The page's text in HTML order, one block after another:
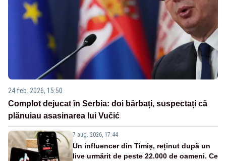
24 feb. 2026, 15:50
Complot dejucat în Serbia: doi bărbați, suspectați că
plănuiau asasinarea lui Vučić
7 aug. 2026, 17:44
Un influencer din Timiș, reținut după un
live urmărit de peste 22.000 de oameni. Ce